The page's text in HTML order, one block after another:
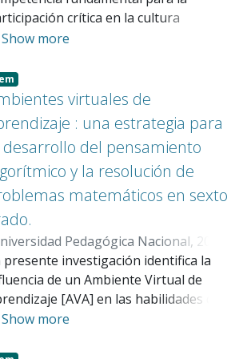
escolares.
crítica en la cultura
caracterizada por la
Esta investigación determinó la
de una estrategia de
situado implementada en un
virtual sobre el desarrollo de
de lectura y comprensión
imágenes en estudiantes de grado
del Colegio San José IED,
pública de Bogotá que
poblaciones de estratos
vulnerables. Se
un diseño cuasi-
con pretest-postest y dos
experimentales de 35
cada uno. El grupo control
Show more
virtuales de
: una estrategia para
desarrollo del pensamiento
y la resolución de
matemáticos en sexto
Pedagógica Nacional, 2025
Delgado, Mariana Andrea
Ibáñez, Jaime
presente investigación identifica la
de un Ambiente Virtual de
[AVA] en las habilidades de
algorítmico y resolución de
Show more